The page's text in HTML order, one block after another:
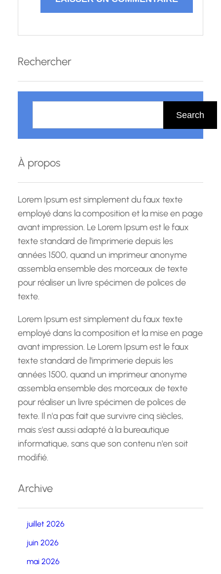
Rechercher
h
r
c
h
Search
À propos
Lorem Ipsum est simplement du faux texte
employé dans la composition et la mise en page
avant impression. Le Lorem Ipsum est le faux
texte standard de l'imprimerie depuis les
années 1500, quand un imprimeur anonyme
assembla ensemble des morceaux de texte
pour réaliser un livre spécimen de polices de
texte.
Lorem Ipsum est simplement du faux texte
employé dans la composition et la mise en page
avant impression. Le Lorem Ipsum est le faux
texte standard de l'imprimerie depuis les
années 1500, quand un imprimeur anonyme
assembla ensemble des morceaux de texte
pour réaliser un livre spécimen de polices de
texte. Il n'a pas fait que survivre cinq siècles,
mais s'est aussi adapté à la bureautique
informatique, sans que son contenu n'en soit
modifié.
Archive
juillet 2026
juin 2026
mai 2026